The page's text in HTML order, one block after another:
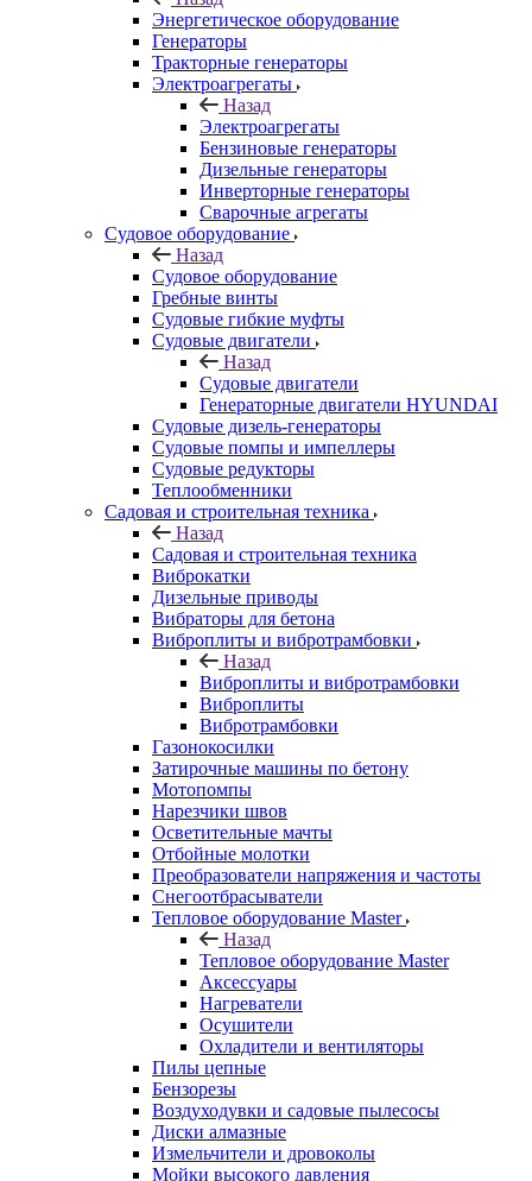
Энергетическое оборудование
Генераторы
Тракторные генераторы
Электроагрегаты
Назад
Электроагрегаты
Бензиновые генераторы
Дизельные генераторы
Инверторные генераторы
Сварочные агрегаты
Судовое оборудование
Назад
Судовое оборудование
Гребные винты
Судовые гибкие муфты
Судовые двигатели
Назад
Судовые двигатели
Генераторные двигатели HYUNDAI
Судовые дизель-генераторы
Судовые помпы и импеллеры
Судовые редукторы
Теплообменники
Садовая и строительная техника
Назад
Садовая и строительная техника
Виброкатки
Дизельные приводы
Вибраторы для бетона
Виброплиты и вибротрамбовки
Назад
Виброплиты и вибротрамбовки
Виброплиты
Вибротрамбовки
Газонокосилки
Затирочные машины по бетону
Мотопомпы
Нарезчики швов
Осветительные мачты
Отбойные молотки
Преобразователи напряжения и частоты
Снегоотбрасыватели
Тепловое оборудование Master
Назад
Тепловое оборудование Master
Аксессуары
Нагреватели
Осушители
Охладители и вентиляторы
Пилы цепные
Бензорезы
Воздуходувки и садовые пылесосы
Диски алмазные
Измельчители и дровоколы
Мойки высокого давления